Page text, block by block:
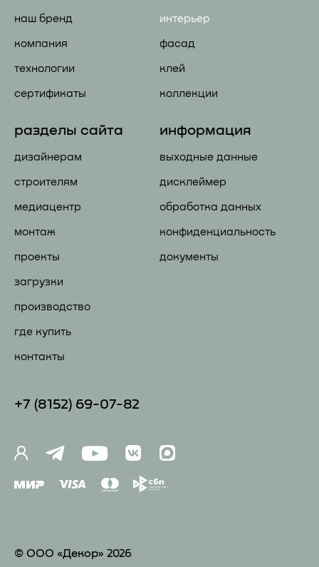
наш бренд
компания
технологии
сертификаты
интерьер
фасад
клей
коллекции
разделы сайта
дизайнерам
строителям
медиацентр
монтаж
проекты
загрузки
производство
где купить
контакты
информация
выходные данные
дисклеймер
обработка данных
конфиденциальность
документы
+7 (81 52) 69-07-82
© ООО «Декор» 2026